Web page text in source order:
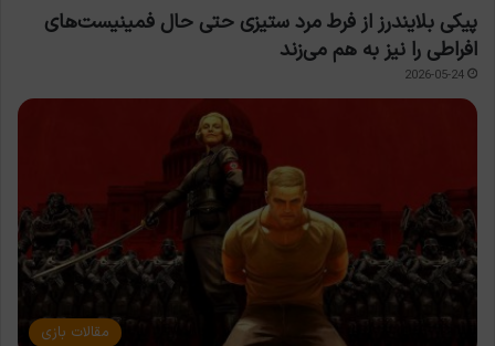
پیکی بلایندرز از فرط مرد ستیزی حتی حال فمینیست‌های
افراطی را نیز به هم می‌زند
2026-05-24
مقالات بازی